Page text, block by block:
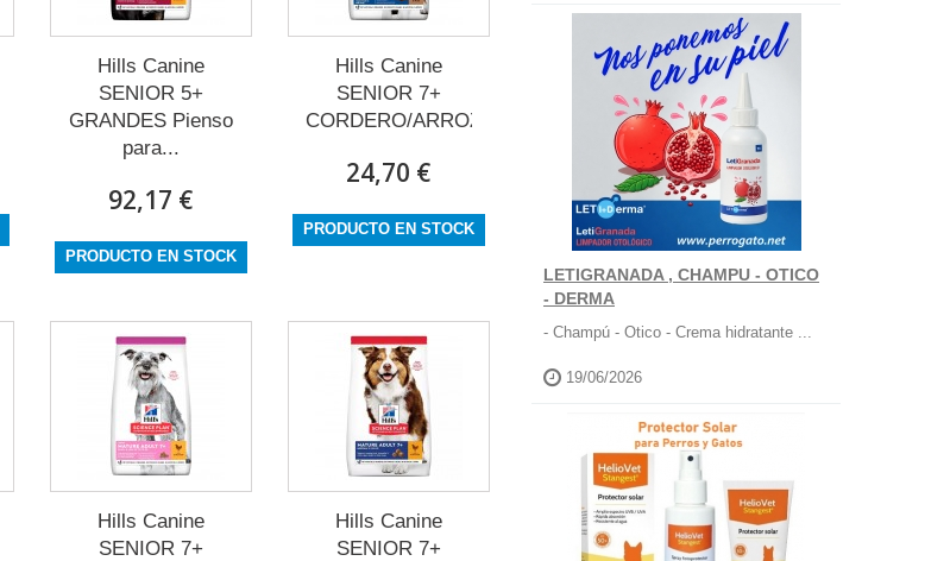
Hills Canine
SENIOR 5+
GRANDES Pienso
para...
92,17 €
PRODUCTO EN STOCK
Hills Canine
SENIOR 7+
CORDERO/ARROZ...
24,70 €
PRODUCTO EN STOCK
Hills Canine
SENIOR 7+
Hills Canine
SENIOR 7+
LETIGRANADA , CHAMPU - OTICO
- DERMA
- Champú - Otico - Crema hidratante ...
19/06/2026